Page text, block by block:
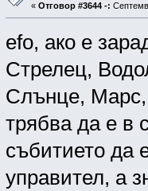
« Отговор #3644 -:
efo, ако е
Стрелец,
Слънце, Марс,
трябва да е в
събитието да
управител, а